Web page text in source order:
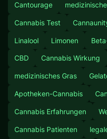
Cantourage
Cannabis Test
Linalool Limonen
CBD Cannabis Wirkung
medizinisches Gras
Apotheken-Cannabis
Cannabis Erfahrungen
Cannabis Patienten